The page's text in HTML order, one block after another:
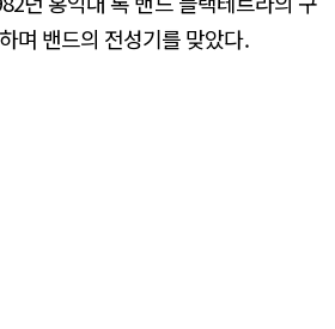
며 밴드의 전성기를 맞았다.